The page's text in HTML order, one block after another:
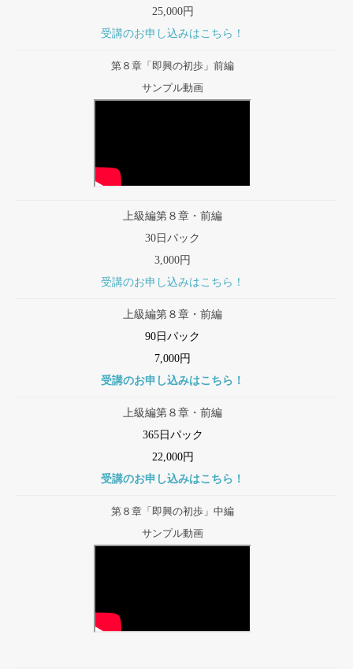
25,000円
受講のお申し込みはこちら！
第８章「即興の初歩」前編
サンプル動画
上級編第８章・前編
30日パック
3,000円
受講のお申し込みはこちら！
上級編第８章・前編
90日パック
7,000円
受講のお申し込みはこちら！
上級編第８章・前編
365日パック
22,000円
受講のお申し込みはこちら！
第８章「即興の初歩」中編
サンプル動画